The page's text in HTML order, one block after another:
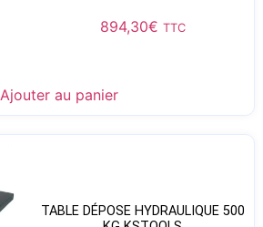
894,30€ TTC
Ajouter au panier
TABLE DÉPOSE HYDRAULIQUE 500